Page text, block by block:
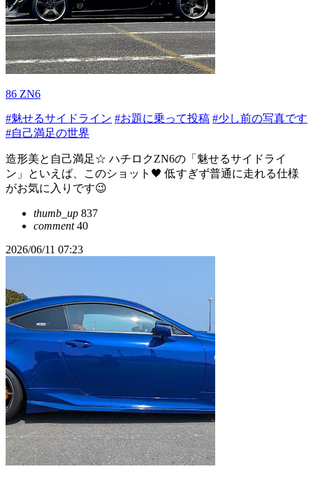
86 ZN6
#魅せるサイドライン #お題に乗って投稿 #少し前の写真です
#自己満足の世界
造形美と自己満足☆ ハチロクZN6の「魅せるサイドライ
ン」といえば、このショット🖤 低すぎず普通に走れる仕様
がお気に入りです😉
thumb_up 837
comment40
2026/06/11 07:23